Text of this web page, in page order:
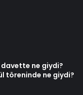
davette ne giydi?
töreninde ne giydi?